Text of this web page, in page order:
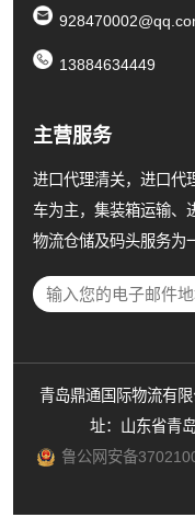
13884634449
主营服务
进口代理清关，进口代
车为主，集装箱运输、
物流仓储及码头服务为
青岛鼎通国际物流有
址：山东省青
鲁公网安备